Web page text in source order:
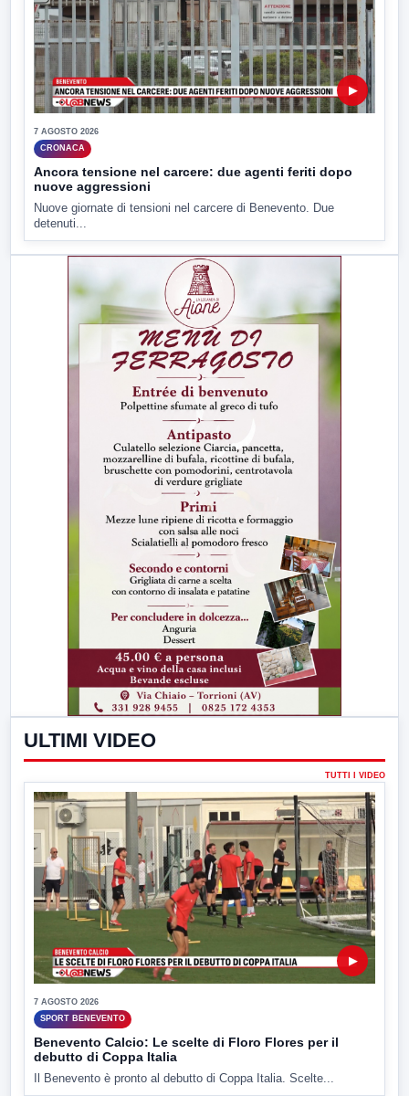
▶
7 AGOSTO 2026
CRONACA
Ancora tensione nel carcere: due agenti feriti dopo
nuove aggressioni
Nuove giornate di tensioni nel carcere di Benevento. Due
detenuti...
ULTIMI VIDEO
TUTTI I VIDEO
▶
7 AGOSTO 2026
SPORT BENEVENTO
Benevento Calcio: Le scelte di Floro Flores per il
debutto di Coppa Italia
Il Benevento è pronto al debutto di Coppa Italia. Scelte...